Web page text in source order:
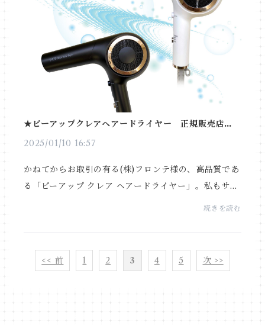
★ピーアップクレアヘアードライヤー 正規販売店の
2025/01/10 16:57
かねてからお取引の有る(株)フロンテ様の、高品質であ
る「ピーアップ クレア ヘアードライヤー」。私もサロ
ンワークで使用している、プロ専用のドライヤーにな
続きを読む
<< 前 1 2 3 4 5 次 >>